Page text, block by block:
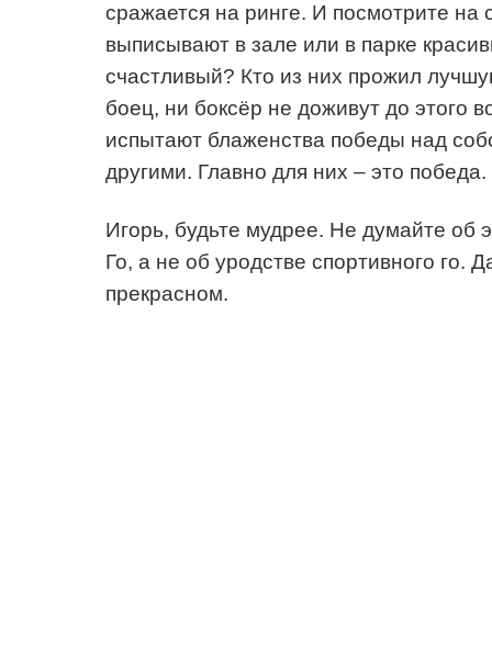
сражается на ринге. И посмотрите на
выписывают в зале или в парке
счастливый? Кто из них прожил
боец, ни боксёр не доживут до этого
испытают блаженства победы над
другими. Главно для них – это победа.
Игорь, будьте мудрее. Не думайте об
Го, а не об уродстве спортивного го.
прекрасном.